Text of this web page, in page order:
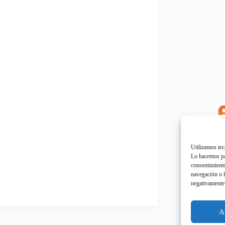
Utilizamos
Lo hacemos
navegación o